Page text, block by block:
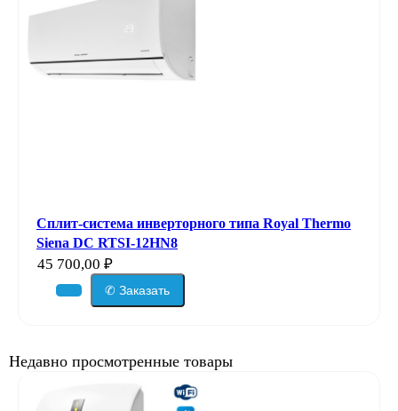
Сплит-система инверторного типа Royal Thermo
Siena DC RTSI-12HN8
45 700,00 ₽
✆ Заказать
Недавно просмотренные товары